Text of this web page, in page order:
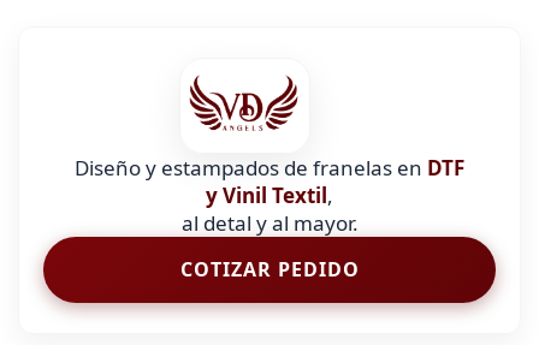
Diseño y estampados de franelas en DTF
y Vinil Textil,
al detal y al mayor.
COTIZAR PEDIDO